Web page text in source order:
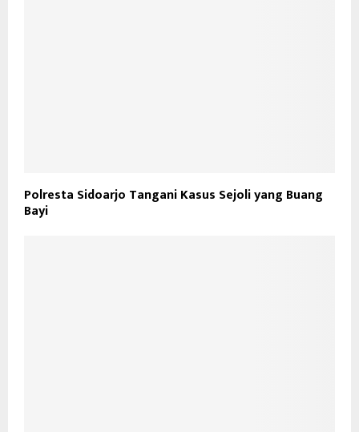
Polresta Sidoarjo Tangani Kasus Sejoli yang Buang
Bayi